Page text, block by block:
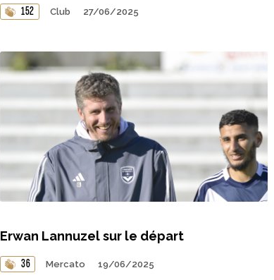
152 Club 27/06/2025
Erwan Lannuzel sur le départ
36 Mercato 19/06/2025